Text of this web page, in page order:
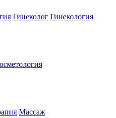
Гинеколог Гинекология
Массаж